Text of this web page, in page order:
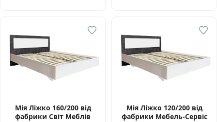
Мія Ліжко 160/200 від
фабрики Світ Меблів
Мія Ліжко 120/200 від
фабрики Мебель-Сервіс